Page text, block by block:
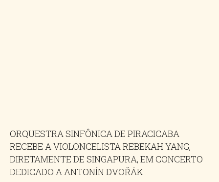
ORQUESTRA SINFÔNICA DE PIRACICABA
RECEBE A VIOLONCELISTA REBEKAH YANG,
DIRETAMENTE DE SINGAPURA, EM CONCERTO
DEDICADO A ANTONÍN DVOŘÁK